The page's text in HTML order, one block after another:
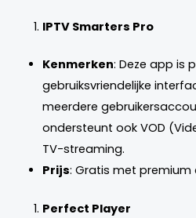
IPTV Smarters Pro
Kenmerken: Deze app is
gebruiksvriendelijke
meerdere
ondersteunt ook VOD
TV-streaming.
Prijs: Gratis met premium
Perfect Player